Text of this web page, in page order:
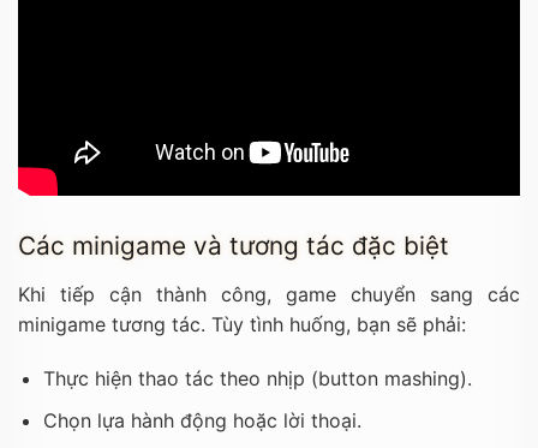
Các minigame và tương tác đặc biệt
Khi tiếp cận thành công, game chuyển sang các
minigame tương tác. Tùy tình huống, bạn sẽ phải:
Thực hiện thao tác theo nhịp (button mashing).
Chọn lựa hành động hoặc lời thoại.